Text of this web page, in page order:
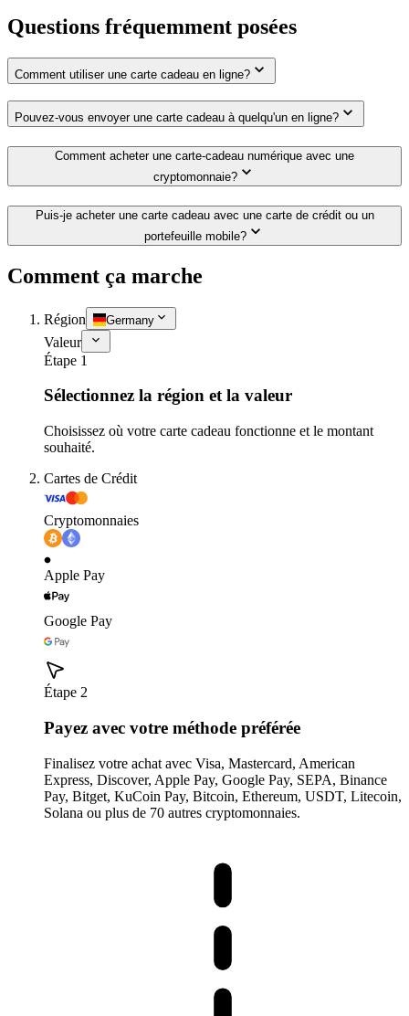
Questions fréquemment posées
Comment utiliser une carte cadeau en ligne?
Pouvez-vous envoyer une carte cadeau à quelqu'un en ligne?
Comment acheter une carte-cadeau numérique avec une
cryptomonnaie?
Puis-je acheter une carte cadeau avec une carte de crédit ou un
portefeuille mobile?
Comment ça marche
Région Germany
Valeur
Étape 1
Sélectionnez la région et la valeur
Choisissez où votre carte cadeau fonctionne et le montant
souhaité.
Cartes de Crédit
Cryptomonnaies
Apple Pay
Google Pay
Étape 2
Payez avec votre méthode préférée
Finalisez votre achat avec Visa, Mastercard, American
Express, Discover, Apple Pay, Google Pay, SEPA, Binance
Pay, Bitget, KuCoin Pay, Bitcoin, Ethereum, USDT, Litecoin,
Solana ou plus de 70 autres cryptomonnaies.